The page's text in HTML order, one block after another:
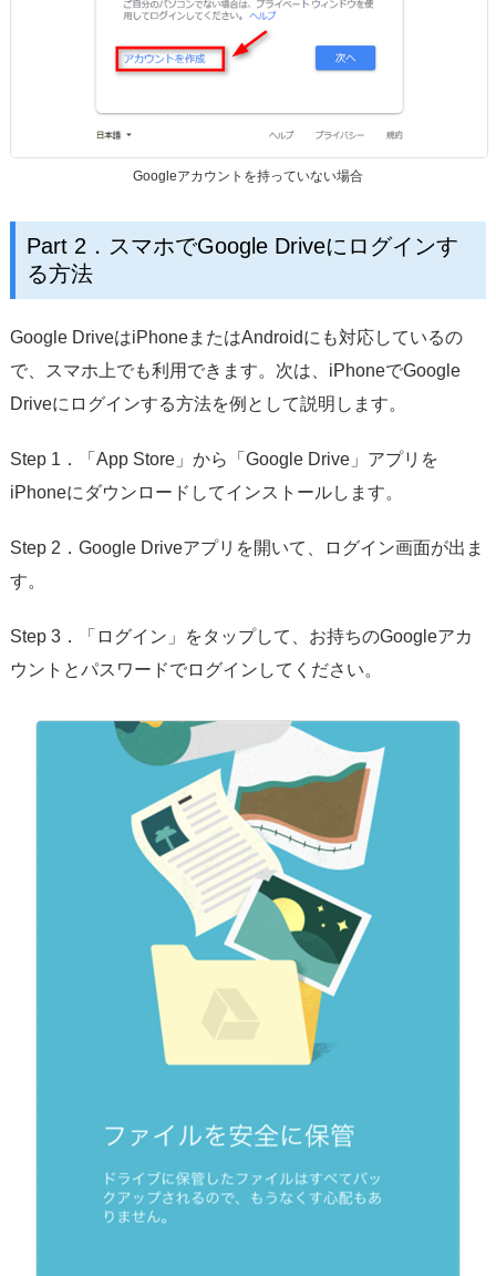
Googleアカウントを持っていない場合
Part 2．スマホでGoogle Driveにログインす
る方法
Google DriveはiPhoneまたはAndroidにも対応しているの
で、スマホ上でも利用できます。次は、iPhoneでGoogle
Driveにログインする方法を例として説明します。
Step 1．「App Store」から「Google Drive」アプリを
iPhoneにダウンロードしてインストールします。
Step 2．Google Driveアプリを開いて、ログイン画面が出ま
す。
Step 3．「ログイン」をタップして、お持ちのGoogleアカ
ウントとパスワードでログインしてください。